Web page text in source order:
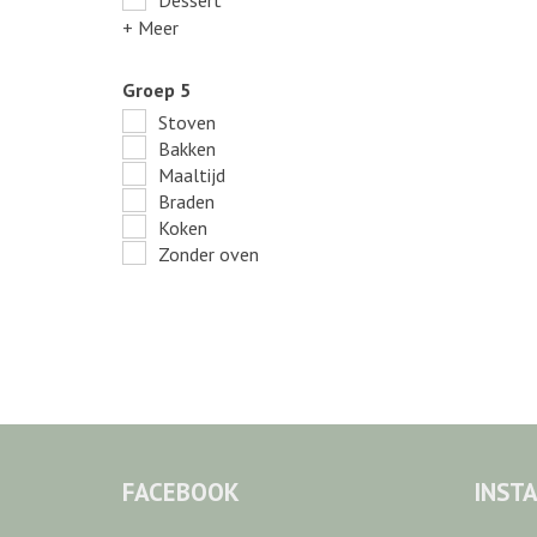
+ Meer
Groep 5
Stoven
Bakken
Maaltijd
Braden
Koken
Zonder oven
FACEBOOK